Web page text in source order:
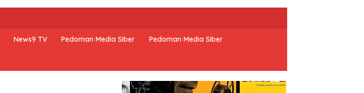
News9 TV Pedoman Media Siber Pedoman Media Siber